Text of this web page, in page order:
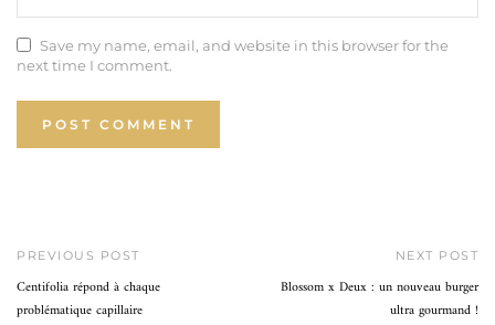
Save my name, email, and website in this browser for the
next time I comment.
PREVIOUS POST
Centifolia répond à chaque
problématique capillaire
NEXT POST
Blossom x Deux : un nouveau burger
ultra gourmand !